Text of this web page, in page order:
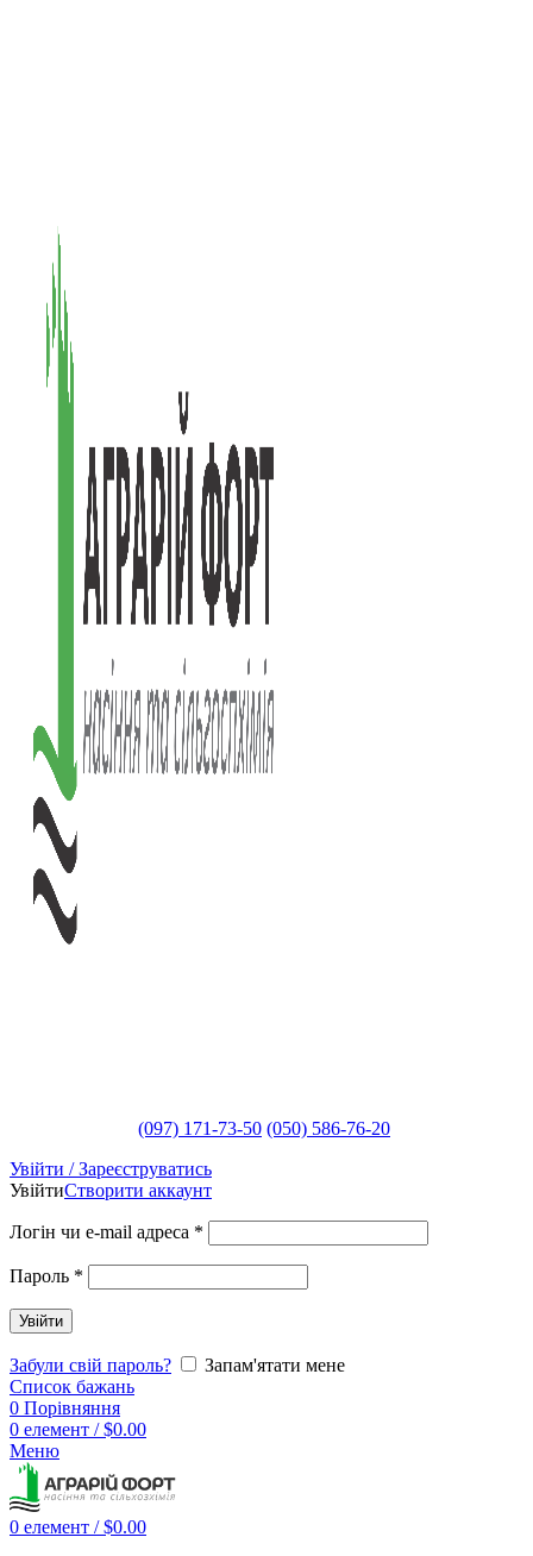
(097) 171-73-50 (050) 586-76-20
Увійти / Зареєструватись
УвійтиСтворити аккаунт
Логін чи e-mail адреса *
Пароль *
Увійти
Забули свій пароль?
Запам'ятати мене
Список бажань
0 Порівняння
0 елемент / $0.00
Меню
0 елемент / $0.00